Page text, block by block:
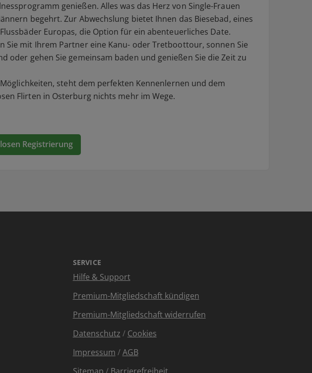
genießen. Alles was das Herz von Single-Frauen
begehrt. Zur Abwechslung bietet Ihnen das Biesebad, eines
Europas, die Option für ein abenteuerliches Date.
Sie mit Ihrem Partner eine Kanu- oder Tretboottour, sonnen Sie
oder gehen Sie gemeinsam baden und genießen Sie die Zeit zu
steht dem perfekten Kennenlernen und dem
Flirten in Osterburg nichts mehr im Wege.
Registrierung
SERVICE
Hilfe & Support
Premium-Mitgliedschaft kündigen
Premium-Mitgliedschaft widerrufen
Datenschutz / Cookies
Impressum /AGB